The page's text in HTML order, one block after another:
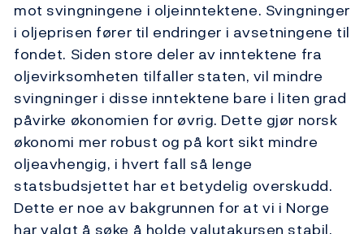
mot svingningene i oljeinntektene. Svingninger
i oljeprisen fører til endringer i avsetningene til
fondet. Siden store deler av inntektene fra
oljevirksomheten tilfaller staten, vil mindre
svingninger i disse inntektene bare i liten grad
påvirke økonomien for øvrig. Dette gjør norsk
økonomi mer robust og på kort sikt mindre
oljeavhengig, i hvert fall så lenge
statsbudsjettet har et betydelig overskudd.
Dette er noe av bakgrunnen for at vi i Norge